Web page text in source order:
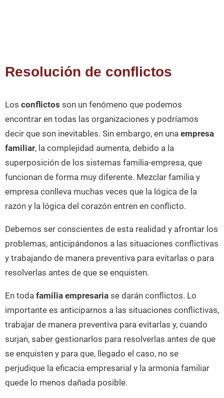
Resolución de conflictos
Los conflictos son un fenómeno que podemos
encontrar en todas las organizaciones y podríamos
decir que son inevitables. Sin embargo, en una empresa
familiar, la complejidad aumenta, debido a la
superposición de los sistemas familia-empresa, que
funcionan de forma muy diferente. Mezclar familia y
empresa conlleva muchas veces que la lógica de la
razón y la lógica del corazón entren en conflicto.
Debemos ser conscientes de esta realidad y afrontar los
problemas, anticipándonos a las situaciones conflictivas
y trabajando de manera preventiva para evitarlas o para
resolverlas antes de que se enquisten.
En toda familia empresaria se darán conflictos. Lo
importante es anticiparnos a las situaciones conflictivas,
trabajar de manera preventiva para evitarlas y, cuando
surjan, saber gestionarlos para resolverlas antes de que
se enquisten y para que, llegado el caso, no se
perjudique la eficacia empresarial y la armonía familiar
quede lo menos dañada posible.